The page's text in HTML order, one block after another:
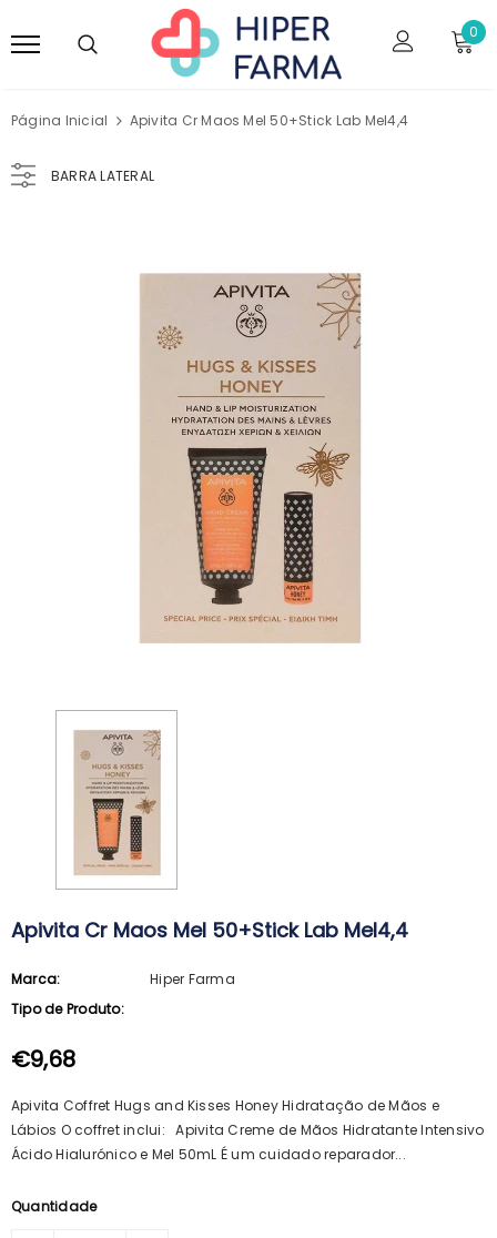
0
Página Inicial Apivita Cr Maos Mel 50+Stick Lab Mel4,4
BARRA LATERAL
Arkopharma Stop Piolhos Loção
100ml + Shampoo 125ml + Pente
€15,69
Apivita Cr Maos Mel 50+Stick Lab Mel4,4
Marca:
Hiper Farma
Tipo de Produto:
€9,68
Apivita Coffret Hugs and Kisses Honey Hidratação de Mãos e
Lábios O coffret inclui: Apivita Creme de Mãos Hidratante Intensivo
Ácido Hialurónico e Mel 50mL É um cuidado reparador...
Quantidade